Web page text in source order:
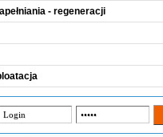
- regeneracji